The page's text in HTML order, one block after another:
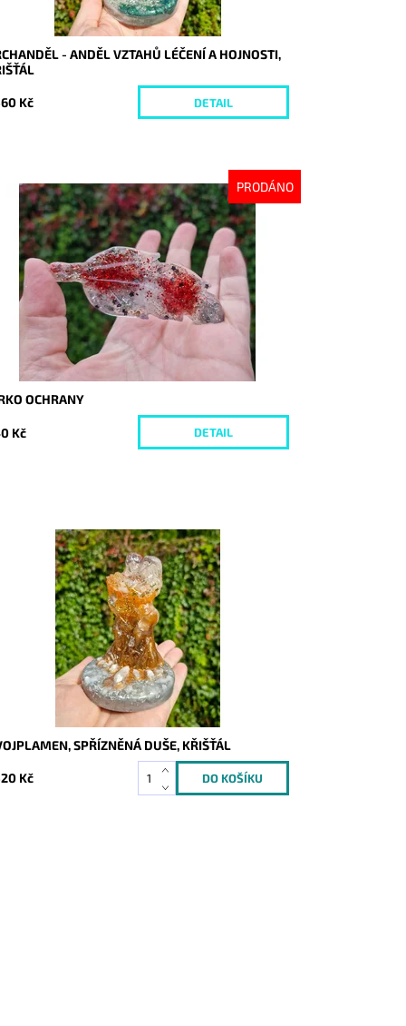
- ANDĚL VZTAHŮ LÉČENÍ A HOJNOSTI,
Kč DETAIL
PRODÁNO
Vyprodáno
10386
OCHRANY
Kč DETAIL
Skladem
10333
SPŘÍZNĚNÁ DUŠE, KŘIŠŤÁL
Kč